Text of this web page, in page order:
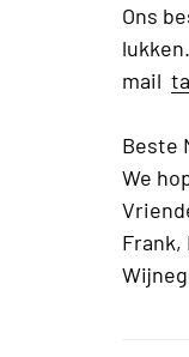
Ons
mail
Beste
We
Frank,